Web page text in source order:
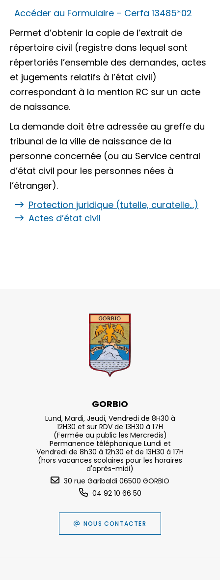
Accéder au Formulaire – Cerfa 13485*02
Permet d’obtenir la copie de l’extrait de
répertoire civil (registre dans lequel sont
répertoriés l’ensemble des demandes, actes
et jugements relatifs à l’état civil)
correspondant à la mention RC sur un acte
de naissance.
La demande doit être adressée au greffe du
tribunal de la ville de naissance de la
personne concernée (ou au Service central
d’état civil pour les personnes nées à
l’étranger).
Protection juridique (tutelle, curatelle…)
Actes d’état civil
GORBIO
Lund, Mardi, Jeudi, Vendredi de 8H30 à
12H30 et sur RDV de 13H30 à 17H
(Fermée au public les Mercredis)
Permanence téléphonique Lundi et
Vendredi de 8h30 à 12h30 et de 13H30 à 17H
(hors vacances scolaires pour les horaires
d'après-midi)
30 rue Garibaldi 06500 GORBIO
04 92 10 66 50
NOUS CONTACTER